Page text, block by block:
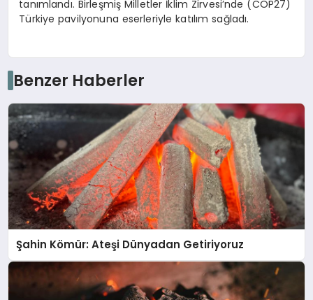
tanımlandı. Birleşmiş Milletler İklim Zirvesi’nde (COP27)
Türkiye pavilyonuna eserleriyle katılım sağladı.
Benzer Haberler
Şahin Kömür: Ateşi Dünyadan Getiriyoruz